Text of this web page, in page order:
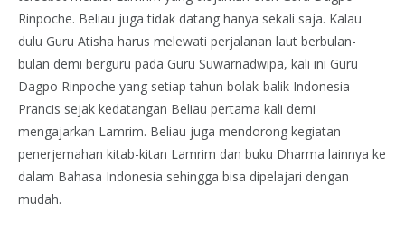
Rinpoche. Beliau juga tidak datang hanya sekali saja. Kalau
dulu Guru Atisha harus melewati perjalanan laut berbulan-
bulan demi berguru pada Guru Suwarnadwipa, kali ini Guru
Dagpo Rinpoche yang setiap tahun bolak-balik Indonesia
Prancis sejak kedatangan Beliau pertama kali demi
mengajarkan Lamrim. Beliau juga mendorong kegiatan
penerjemahan kitab-kitan Lamrim dan buku Dharma lainnya ke
dalam Bahasa Indonesia sehingga bisa dipelajari dengan
mudah.